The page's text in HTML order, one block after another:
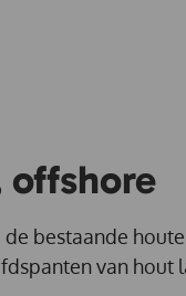
offshore
bestaande
van hout